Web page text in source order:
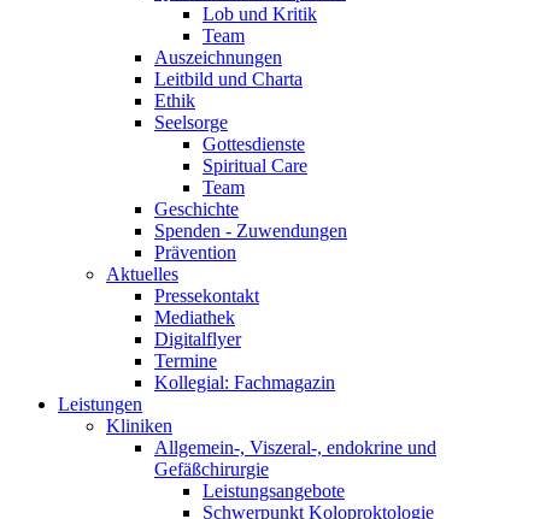
Lob und Kritik
Team
Auszeichnungen
Leitbild und Charta
Ethik
Seelsorge
Gottesdienste
Spiritual Care
Team
Geschichte
Spenden - Zuwendungen
Prävention
Aktuelles
Pressekontakt
Mediathek
Digitalflyer
Termine
Kollegial: Fachmagazin
Leistungen
Kliniken
Allgemein-, Viszeral-, endokrine und
Gefäßchirurgie
Leistungsangebote
Schwerpunkt Koloproktologie